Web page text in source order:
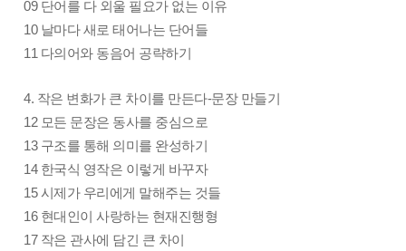
09 단어를 다 외울 필요가 없는 이유
10 날마다 새로 태어나는 단어들
11 다의어와 동음어 공략하기
4. 작은 변화가 큰 차이를 만든다-문장 만들기
12 모든 문장은 동사를 중심으로
13 구조를 통해 의미를 완성하기
14 한국식 영작은 이렇게 바꾸자
15 시제가 우리에게 말해주는 것들
16 현대인이 사랑하는 현재진행형
17 작은 관사에 담긴 큰 차이